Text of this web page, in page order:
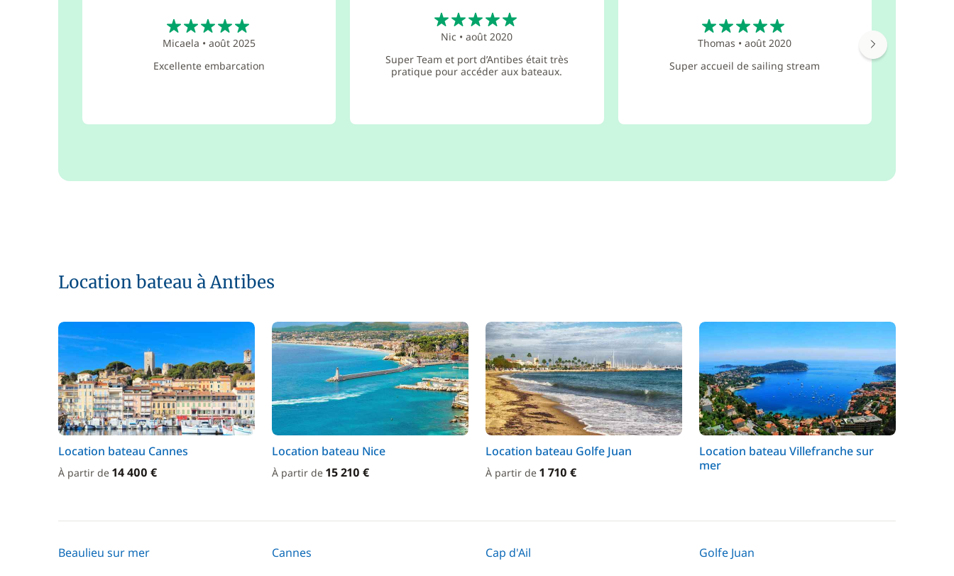
Micaela •août 2025
Excellente embarcation
Nic •août 2020
Super Team et port d’Antibes était très
pratique pour accéder aux bateaux.
Thomas •août 2020
Super accueil de sailing stream
Location bateau à Antibes
Location bateau Cannes
À partir de 14 400 €
Location bateau Nice
À partir de 15 210 €
Location bateau Golfe Juan
À partir de 1 710 €
Location bateau Villefranche sur
mer
Beaulieu sur mer Cannes Cap d'Ail
Golfe Juan